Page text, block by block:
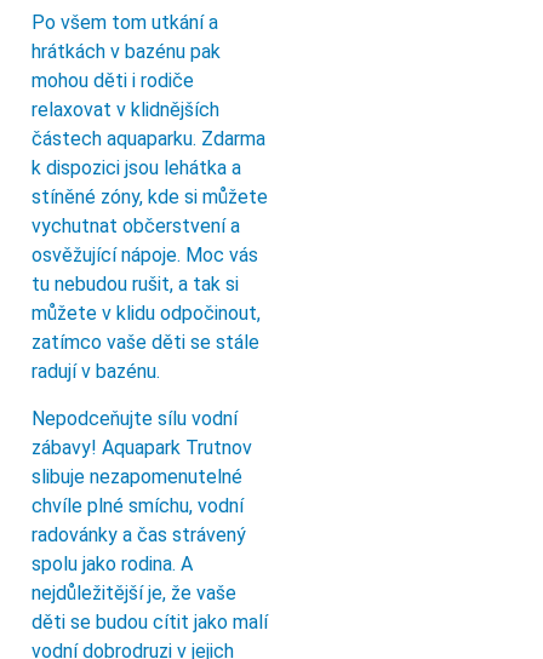
Po všem tom utkání a
hrátkách v bazénu pak
mohou děti i rodiče
relaxovat v klidnějších
částech aquaparku. Zdarma
k dispozici jsou lehátka a
stíněné zóny, kde si můžete
vychutnat občerstvení a
osvěžující nápoje. Moc vás
tu nebudou rušit, a tak si
můžete v klidu odpočinout,
zatímco vaše děti se stále
radují v bazénu.
Nepodceňujte sílu vodní
zábavy! Aquapark Trutnov
slibuje nezapomenutelné
chvíle plné smíchu, vodní
radovánky a čas strávený
spolu jako rodina. A
nejdůležitější je, že vaše
děti se budou cítit jako malí
vodní dobrodruzi v jejich